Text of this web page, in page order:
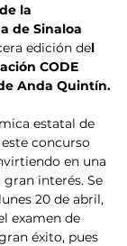
la
de Sinaloa
edición del
CODE
Anda Quintín.
estatal de
concurso
en una
interés. Se
20 de abril,
examen de
éxito, pues